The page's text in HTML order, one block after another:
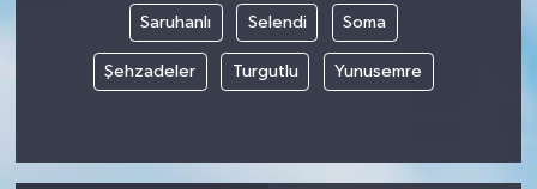
Saruhanlı Selendi Soma
Şehzadeler Turgutlu Yunusemre